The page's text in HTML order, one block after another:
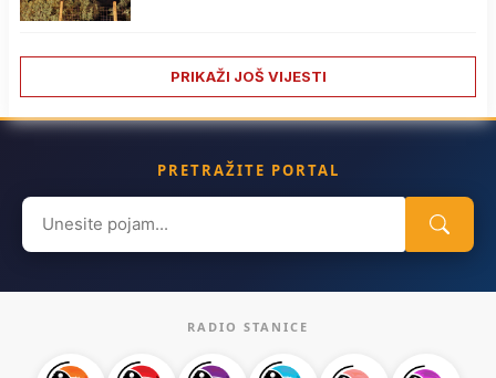
PRIKAŽI JOŠ VIJESTI
PRETRAŽITE PORTAL
Search
for:
RADIO STANICE